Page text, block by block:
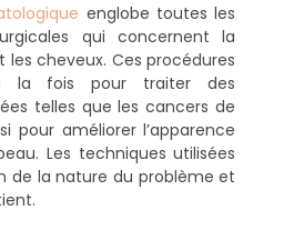
englobe toutes les
qui concernent la
les cheveux. Ces procédures
la fois pour traiter des
telles que les cancers de
pour améliorer l’apparence
Les techniques utilisées
de la nature du problème et